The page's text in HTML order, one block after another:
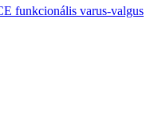
funkcionális varus-valgus